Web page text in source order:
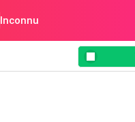
Inconnu